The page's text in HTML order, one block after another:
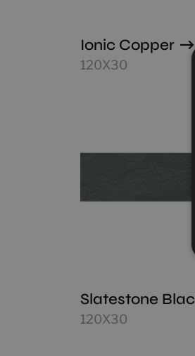
Ionic Copper
120X30
Slatestone
120X30